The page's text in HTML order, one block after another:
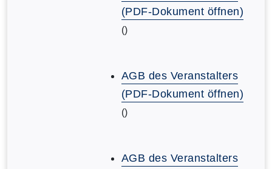
(PDF-Dokument öffnen)
()
AGB des Veranstalters
(PDF-Dokument öffnen)
()
AGB des Veranstalters